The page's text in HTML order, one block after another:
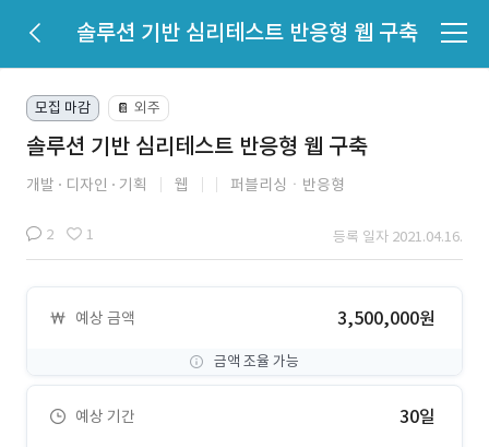
솔루션 기반 심리테스트 반응형 웹 구축
모집 마감 📔 외주
솔루션 기반 심리테스트 반응형 웹 구축
개발 디자인 기획 웹 퍼블리싱ㆍ반응형
2 1 등록 일자 2021.04.16.
예상 금액 3,500,000원
금액 조율 가능
예상 기간 30일